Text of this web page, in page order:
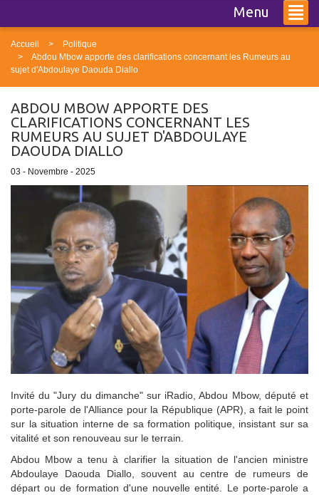
Menu
Accueil
Politique
Abdou Mbow apporte des clarifications concernant les Rumeurs au
sujet d'Abdoulaye Daouda Diallo
ABDOU MBOW APPORTE DES
CLARIFICATIONS CONCERNANT LES
RUMEURS AU SUJET D'ABDOULAYE
DAOUDA DIALLO
03 - Novembre - 2025
Invité du "Jury du dimanche" sur iRadio, Abdou Mbow, député et
porte-parole de l'Alliance pour la République (APR), a fait le point
sur la situation interne de sa formation politique, insistant sur sa
vitalité et son renouveau sur le terrain.
Abdou Mbow a tenu à clarifier la situation de l'ancien ministre
Abdoulaye Daouda Diallo, souvent au centre de rumeurs de
départ ou de formation d'une nouvelle entité. Le porte-parole a